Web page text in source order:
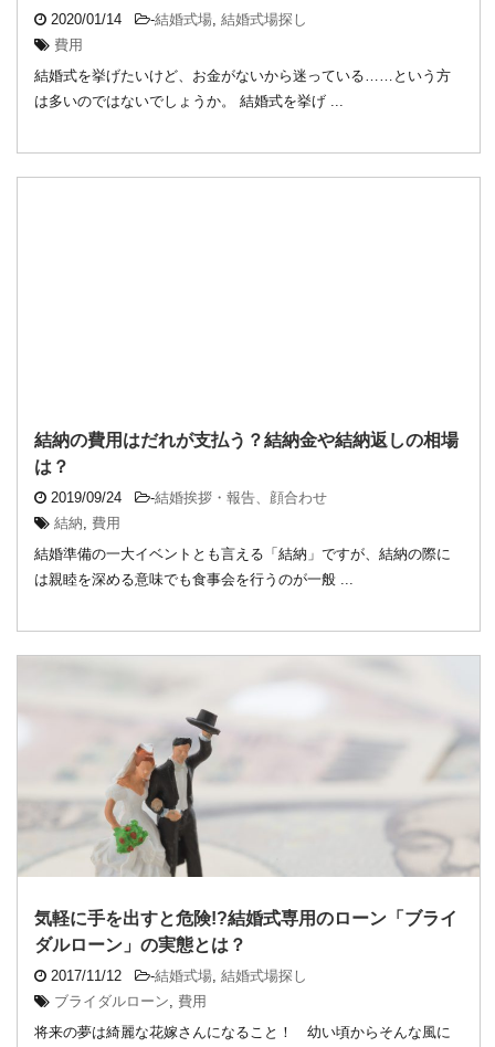
2020/01/14 -結婚式場, 結婚式場探し
費用
結婚式を挙げたいけど、お金がないから迷っている……という方
は多いのではないでしょうか。 結婚式を挙げ ...
結納の費用はだれが支払う？結納金や結納返しの相場
は？
2019/09/24 -結婚挨拶・報告、顔合わせ
結納, 費用
結婚準備の一大イベントとも言える「結納」ですが、結納の際に
は親睦を深める意味でも食事会を行うのが一般 ...
気軽に手を出すと危険!?結婚式専用のローン「ブライ
ダルローン」の実態とは？
2017/11/12 -結婚式場 結婚式場探し
ブライダルローン
費用
将来の夢は綺麗な花嫁さんになること！ 幼い頃からそんな風に